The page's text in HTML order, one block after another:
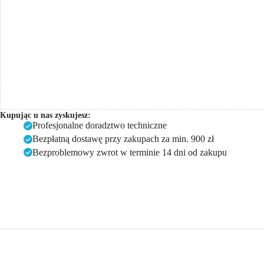
Kupując u nas zyskujesz:
Profesjonalne doradztwo techniczne
Bezpłatną dostawę przy zakupach za min. 900 zł
Bezproblemowy zwrot w terminie 14 dni od zakupu